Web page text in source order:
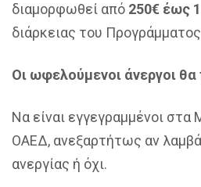
διαμορφωθεί από 250€ έως
διάρκειας του Προγράμματος
Οι ωφελούμενοι άνεργοι θα
Να είναι εγγεγραμμένοι
ΟΑΕΔ, ανεξαρτήτως αν
ανεργίας ή όχι.